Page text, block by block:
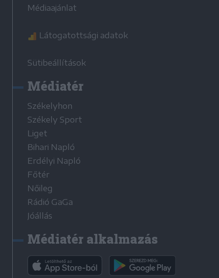
Médiaajánlat
Látogatottsági adatok
Sütibeállítások
Médiatér
Székelyhon
Székely Sport
Liget
Bihari Napló
Erdélyi Napló
Főtér
Nőileg
Rádió GaGa
Jóállás
Médiatér alkalmazás